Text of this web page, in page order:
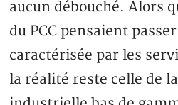
aucun débouché. Alors
du PCC pensaient
caractérisée par les
la réalité reste celle de